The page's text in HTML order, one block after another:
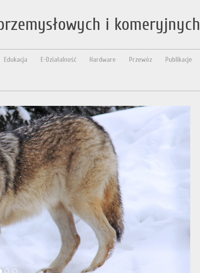
i komeryjnych
Edukacja E-Działalność Hardware Przewóz Publikacje